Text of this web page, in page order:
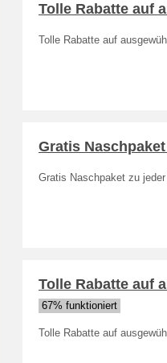
Tolle Rabatte auf
Tolle Rabatte auf
Gratis
Gratis Naschpaket zu
Tolle Rabatte auf
67% funktioniert
Tolle Rabatte auf